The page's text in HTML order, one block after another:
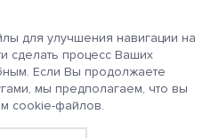
для улучшения навигации на
сделать процесс Ваших
Если Вы продолжаете
мы предполагаем, что вы
cookie-файлов.